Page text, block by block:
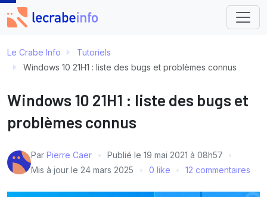
Le Crabe Info
Tutoriels
Windows 10 21H1 : liste des bugs et problèmes connus
Windows 10 21H1 : liste des bugs et
problèmes connus
Par Pierre Caer Publié le 19 mai 2021 à 08h57
Mis à jour le 24 mars 2025 0 like 12 commentaires